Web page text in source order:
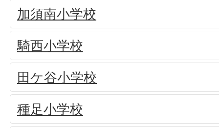
加須南小学校
騎西小学校
田ケ谷小学校
種足小学校